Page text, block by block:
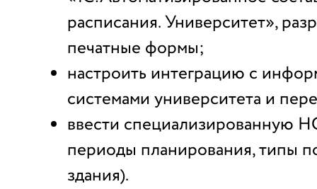
расписания. Университет»,
печатные формы;
настроить интеграцию с
системами университета и
ввести специализированную
периоды планирования, типы
здания).